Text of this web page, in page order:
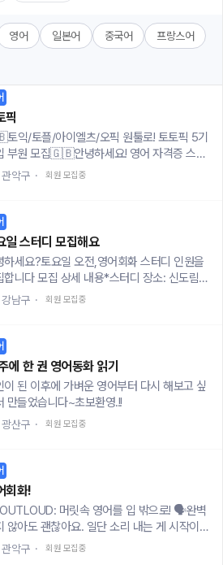
영어 일본어 중국어
프랑스어
픽
익/토플/아이엘츠/오픽 원툴로! 토토픽 5기
부원 모집🇬🇧안녕하세요! 영어 자격증 스터
토토픽”입니다:) 졸업 요건 채우시는 분, 취준
는 분, 영어 공부하시는 분 많은 지원 부탁드립
표 점수를 달성했다는 사실, 믿기시나요?”•
스터디: 3기 동안 총 28명이 850점 이상 달
토플 스터디: 3기 동안 총 23명이 80점 이상
• IELTS 스터디: 3기 동안 총 12명이 6.5 이
성 • 오픽 스터디: 3기 동안 총 6명이 IH 레벨
[모집 기간] 26.06~26.09[활동 기간] 26.0
서울권 활동 가능한 재학생/휴학생/졸업생✔️
내용- 조별 스터디: 조별 고정 요일에 스터디
(상세 진행 내용 및 커리큘럼은 조별로 상이
운영진 및 토토픽 졸업생의 영어 자격증별 꿀
비: 5,000원(자료 제공 및 스터디룸 예약 등)
노션: https://www.notion.
관악구 · 회원 모집중
일 스터디 모집해요
하세요?토요일 오전,영어회화 스터디 인원을
합니다 모집 상세 내용*스터디 장소: 신도림역
카페 *스터디 시간: 매주 토요일 오전 10시~1
*스터디 비용: 개인 자율적 메뉴주문음 제외하
5명 *스터디 모집인원: 1명, 중급~중상급 *스
진행방식10시-10시10분 아이스브레이킹 10
분-11시 테드활용토론1 11시-11시10분 브레이
임11시10분-12시 디스커션토픽토론2 *스터디
신청: 성함, 성별, 나이, 하고계신일, 지역, 연
등을 써서 메일주세요. E-mail 주소는 ninspi
강남구 · 회원 모집중
에 한 권 영어동화 읽기
이 된 이후에 가벼운 영어부터 다시 해보고 싶
만들었습니다~초보환영.!!
광산구 · 회원 모집중
회화!
머릿속 영어를 입 밖으로! 🗣완벽
않아도 괜찮아요. 일단 소리 내는 게 시작이니
.영어 공부는 오래 했는데외국인 앞에만 서면
기 멍해지고,번역기 없이는 한 마디 꺼내기 무
관악구 · 회원 모집중